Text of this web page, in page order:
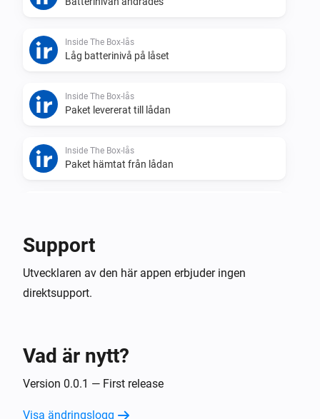
Inside The Box-lås
Låg batterinivå på låset
Inside The Box-lås
Paket levererat till lådan
Inside The Box-lås
Paket hämtat från lådan
Låset öppnades
Ett lås är låst
Support
Utvecklaren av den här appen erbjuder ingen
direktsupport.
Vad är nytt?
Version 0.0.1 — First release
Visa ändringslogg